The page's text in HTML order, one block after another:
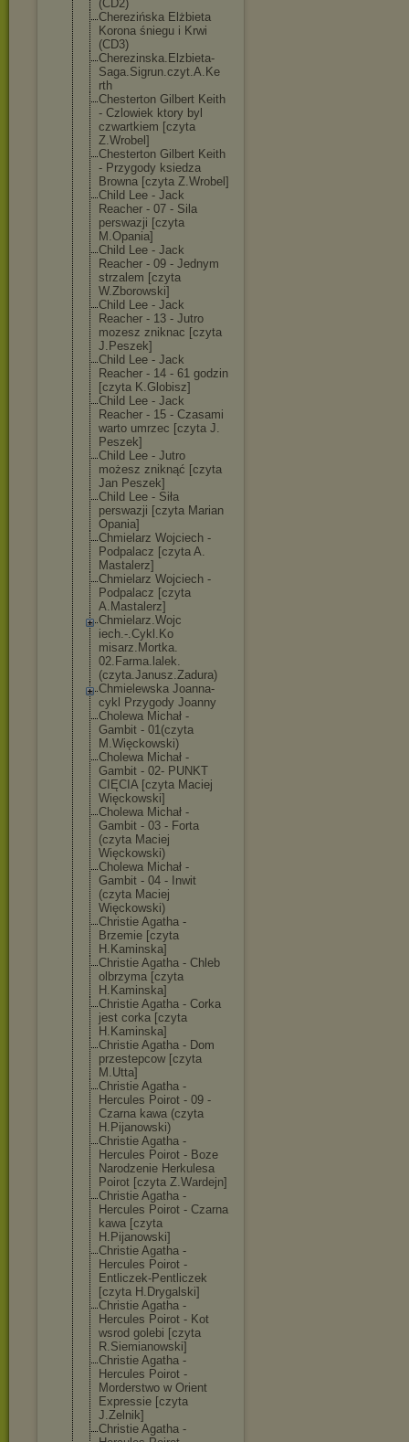
(CD2)
Cherezińska Elżbieta
Korona śniegu i Krwi
(CD3)
Cherezinska.El zbieta-
Saga.Sigrun.czyt.A.Ke
rth
Chesterton Gilbert Keith
- Czlowiek ktory byl
czwartkiem [czyta
Z.Wrobel]
Chesterton Gilbert Keith
- Przygody ksiedza
Browna [czyta Z.Wrobel]
Child Lee - Jack
Reacher - 07 - Sila
perswazji [czyta
M.Opania]
Child Lee - Jack
Reacher - 09 - Jednym
strzalem [czyta
W.Zborowski]
Child Lee - Jack
Reacher - 13 - Jutro
mozesz zniknac [czyta
J.Peszek]
Child Lee - Jack
Reacher - 14 - 61 godzin
[czyta K.Globisz]
Child Lee - Jack
Reacher - 15 - Czasami
warto umrzec [czyta J.
Peszek]
Child Lee - Jutro
możesz zniknąć [czyta
Jan Peszek]
Child Lee - Siła
perswazji [czyta Marian
Opania]
Chmielarz Wojciech -
Podpalacz [czyta A.
Mastalerz]
Chmielarz Wojciech -
Podpalacz [czyta
A.Mastalerz]
Chmielarz.Wojc
iech.-.Cykl.Ko
misarz.Mortka.
02.Farma.lalek.
(czyta.Janusz.Zadura)
Chmielewska Joanna-
cykl Przygody Joanny
Cholewa Michał -
Gambit - 01(czyta
M.Więckowski)
Cholewa Michał -
Gambit - 02- PUNKT
CIĘCIA [czyta Maciej
Więckowski]
Cholewa Michał -
Gambit - 03 - Forta
(czyta Maciej
Więckowski)
Cholewa Michał -
Gambit - 04 - Inwit
(czyta Maciej
Więckowski)
Christie Agatha -
Brzemie [czyta
H.Kaminska]
Christie Agatha - Chleb
olbrzyma [czyta
H.Kaminska]
Christie Agatha - Corka
jest corka [czyta
H.Kaminska]
Christie Agatha - Dom
przestepcow [czyta
M.Utta]
Christie Agatha -
Hercules Poirot - 09 -
Czarna kawa (czyta
H.Pijanowski)
Christie Agatha -
Hercules Poirot - Boze
Narodzenie Herkulesa
Poirot [czyta Z.Wardejn]
Christie Agatha -
Hercules Poirot - Czarna
kawa [czyta
H.Pijanowski]
Christie Agatha -
Hercules Poirot -
Entliczek-Pent liczek
[czyta H.Drygalski]
Christie Agatha -
Hercules Poirot - Kot
wsrod golebi [czyta
R.Siemianowski]
Christie Agatha -
Hercules Poirot -
Morderstwo w Orient
Expressie [czyta
J.Zelnik]
Christie Agatha -